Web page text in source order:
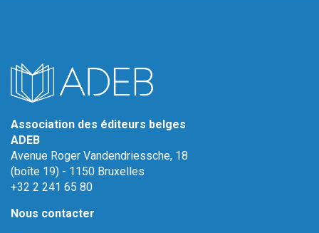
Association des éditeurs belges
ADEB
Avenue Roger Vandendriessche, 18
(boîte 19) - 1150 Bruxelles
+32 2 241 65 80
Nous contacter